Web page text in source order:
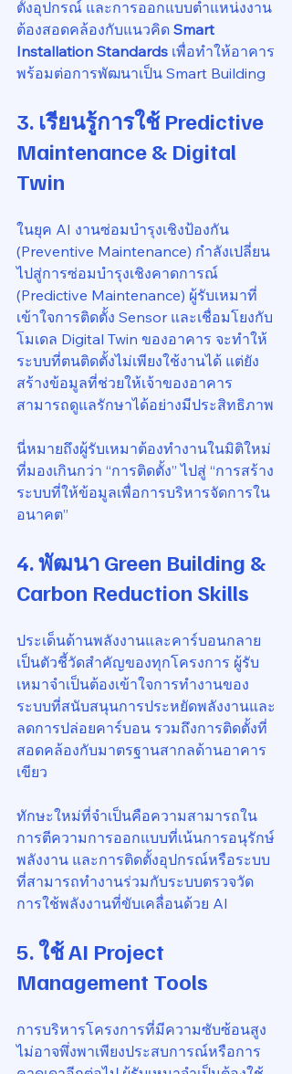
ตั้งอุปกรณ์ และการออกแบบตำแหน่งงาน
ต้องสอดคล้องกับแนวคิด Smart
Installation Standards เพื่อทำให้อาคาร
พร้อมต่อการพัฒนาเป็น Smart Building
3. เรียนรู้การใช้ Predictive
Maintenance & Digital
Twin
ในยุค AI งานซ่อมบำรุงเชิงป้องกัน
(Preventive Maintenance) กำลังเปลี่ยน
ไปสู่การซ่อมบำรุงเชิงคาดการณ์
(Predictive Maintenance) ผู้รับเหมาที่
เข้าใจการติดตั้ง Sensor และเชื่อมโยงกับ
โมเดล Digital Twin ของอาคาร จะทำให้
ระบบที่ตนติดตั้งไม่เพียงใช้งานได้ แต่ยัง
สร้างข้อมูลที่ช่วยให้เจ้าของอาคาร
สามารถดูแลรักษาได้อย่างมีประสิทธิภาพ
นี่หมายถึงผู้รับเหมาต้องทำงานในมิติใหม่
ที่มองเกินกว่า “การติดตั้ง” ไปสู่ “การสร้าง
ระบบที่ให้ข้อมูลเพื่อการบริหารจัดการใน
อนาคต”
4. พัฒนา Green Building &
Carbon Reduction Skills
ประเด็นด้านพลังงานและคาร์บอนกลาย
เป็นตัวชี้วัดสำคัญของทุกโครงการ ผู้รับ
เหมาจำเป็นต้องเข้าใจการทำงานของ
ระบบที่สนับสนุนการประหยัดพลังงานและ
ลดการปล่อยคาร์บอน รวมถึงการติดตั้งที่
สอดคล้องกับมาตรฐานสากลด้านอาคาร
เขียว
ทักษะใหม่ที่จำเป็นคือความสามารถใน
การตีความการออกแบบที่เน้นการอนุรักษ์
พลังงาน และการติดตั้งอุปกรณ์หรือระบบ
ที่สามารถทำงานร่วมกับระบบตรวจวัด
การใช้พลังงานที่ขับเคลื่อนด้วย AI
5. ใช้ AI Project
Management Tools
การบริหารโครงการที่มีความซับซ้อนสูง
ไม่อาจพึ่งพาเพียงประสบการณ์หรือการ